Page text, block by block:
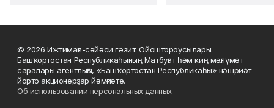
© 2026 Ижтимағи-сәйәси гәзит. Ойоштороусылары:
Башҡортостан Республикаһының Матбуғат һәм киң мәғлүмәт
саралары агентлығы, «Башҡортостан Республикаһы» нәшриәт
йорто акционерҙар йәмғиәте.
Об использовании персональных данных